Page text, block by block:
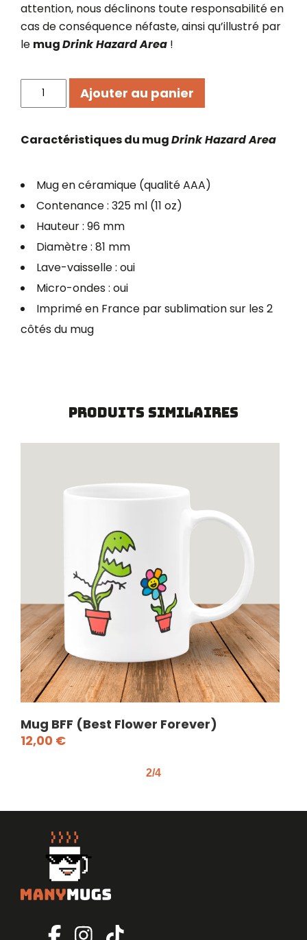
attention, nous déclinons toute responsabilité en
cas de conséquence néfaste, ainsi qu’illustré par
le mugDrink Hazard Area !
quantité
Hazard
Ajouter au panier
Caractéristiques du mugDrink Hazard Area
Mug en céramique (qualité AAA)
Contenance : 325 ml (11 oz)
Hauteur : 96 mm
Diamètre : 81 mm
Lave-vaisselle : oui
Micro-ondes : oui
Imprimé en France par sublimation sur les 2
côtés du mug
Produits similaires
Mug BFF (Best Flower Forever)
12,00 €
2/4